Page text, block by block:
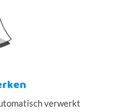
verwerkt